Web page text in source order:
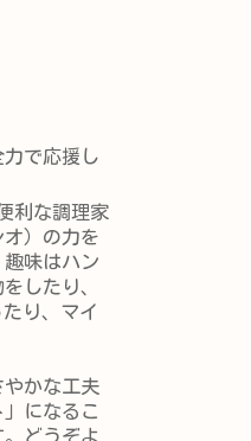
で応援し
利な調理家
）の力を
味はハン
したり、
り、マイ
やかな工夫
になるこ
どうぞよ